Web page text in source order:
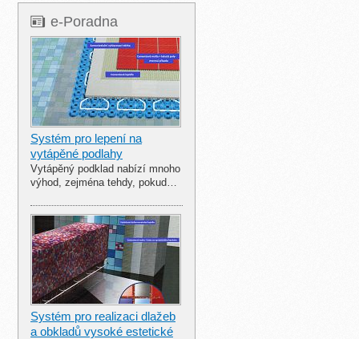
e-Poradna
Systém pro lepení na
vytápěné podlahy
Vytápěný podklad nabízí mnoho
výhod, zejména tehdy, pokud…
Systém pro realizaci dlažeb
a obkladů vysoké estetické